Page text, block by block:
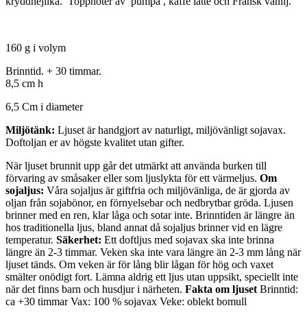
160 g i volym
Brinntid. + 30 timmar.
8,5 cm h
6,5 Cm i diameter
Miljötänk: Ljuset är handgjort av naturligt, miljövänligt sojavax.
Doftoljan er av högste kvalitet utan gifter.
När ljuset brunnit upp går det utmärkt att använda burken till
förvaring av småsaker eller som ljuslykta för ett värmeljus. Om
sojaljus: Våra sojaljus är giftfria och miljövänliga, de är gjorda av
oljan från sojabönor, en förnyelsebar och nedbrytbar gröda. Ljusen
brinner med en ren, klar låga och sotar inte. Brinntiden är längre än
hos traditionella ljus, bland annat då sojaljus brinner vid en lägre
temperatur. Säkerhet: Ett doftljus med sojavax ska inte brinna
längre än 2-3 timmar. Veken ska inte vara längre än 2-3 mm lång när
ljuset tänds. Om veken är för lång blir lågan för hög och vaxet
smälter onödigt fort. Lämna aldrig ett ljus utan uppsikt, speciellt inte
när det finns barn och husdjur i närheten. Fakta om ljuset Brinntid:
ca +30 timmar Vax: 100 % sojavax Veke: oblekt bomull